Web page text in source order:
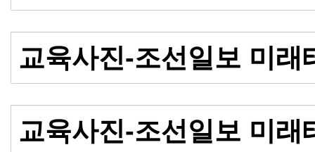
교육사진-조선일보 미
교육사진-조선일보 미